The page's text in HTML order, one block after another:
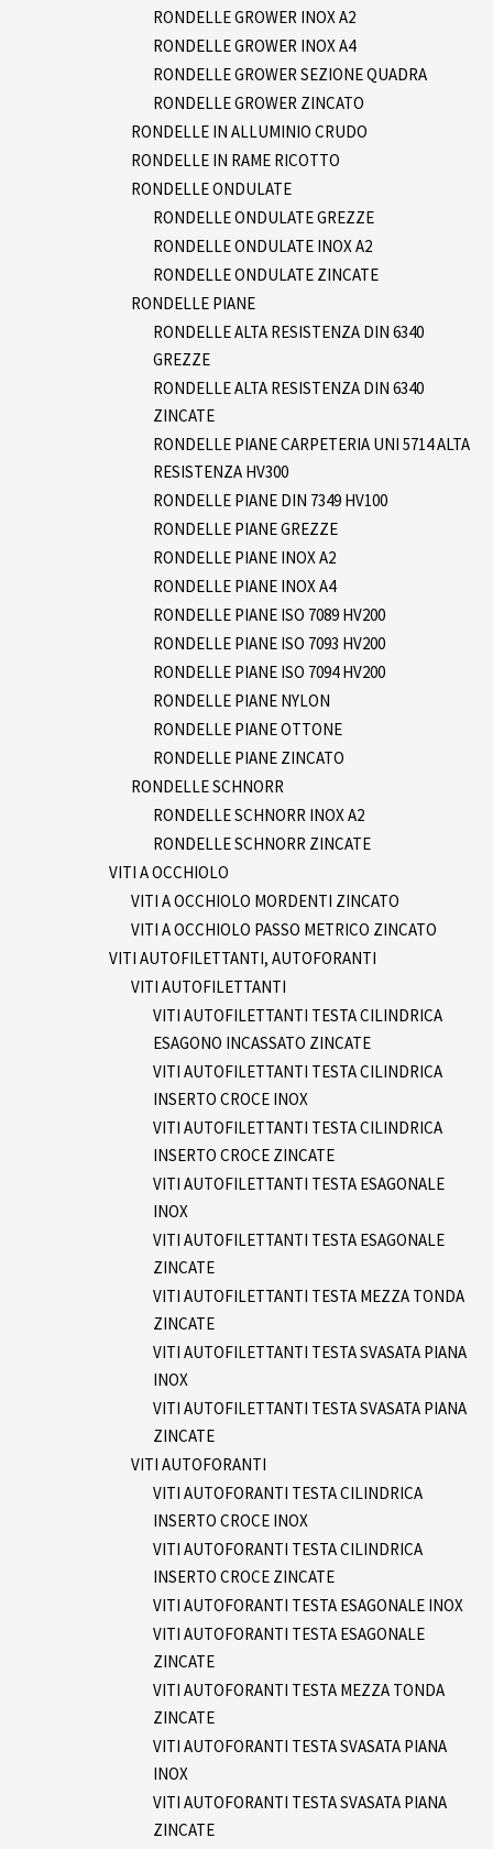
RONDELLE GROWER INOX A2
RONDELLE GROWER INOX A4
RONDELLE GROWER SEZIONE QUADRA
RONDELLE GROWER ZINCATO
RONDELLE IN ALLUMINIO CRUDO
RONDELLE IN RAME RICOTTO
RONDELLE ONDULATE
RONDELLE ONDULATE GREZZE
RONDELLE ONDULATE INOX A2
RONDELLE ONDULATE ZINCATE
RONDELLE PIANE
RONDELLE ALTA RESISTENZA DIN 6340
GREZZE
RONDELLE ALTA RESISTENZA DIN 6340
ZINCATE
RONDELLE PIANE CARPETERIA UNI 5714 ALTA
RESISTENZA HV300
RONDELLE PIANE DIN 7349 HV100
RONDELLE PIANE GREZZE
RONDELLE PIANE INOX A2
RONDELLE PIANE INOX A4
RONDELLE PIANE ISO 7089 HV200
RONDELLE PIANE ISO 7093 HV200
RONDELLE PIANE ISO 7094 HV200
RONDELLE PIANE NYLON
RONDELLE PIANE OTTONE
RONDELLE PIANE ZINCATO
RONDELLE SCHNORR
RONDELLE SCHNORR INOX A2
RONDELLE SCHNORR ZINCATE
VITI A OCCHIOLO
VITI A OCCHIOLO MORDENTI ZINCATO
VITI A OCCHIOLO PASSO METRICO ZINCATO
VITI AUTOFILETTANTI, AUTOFORANTI
VITI AUTOFILETTANTI
VITI AUTOFILETTANTI TESTA CILINDRICA
ESAGONO INCASSATO ZINCATE
VITI AUTOFILETTANTI TESTA CILINDRICA
INSERTO CROCE INOX
VITI AUTOFILETTANTI TESTA CILINDRICA
INSERTO CROCE ZINCATE
VITI AUTOFILETTANTI TESTA ESAGONALE
INOX
VITI AUTOFILETTANTI TESTA ESAGONALE
ZINCATE
VITI AUTOFILETTANTI TESTA MEZZA TONDA
ZINCATE
VITI AUTOFILETTANTI TESTA SVASATA PIANA
INOX
VITI AUTOFILETTANTI TESTA SVASATA PIANA
ZINCATE
VITI AUTOFORANTI
VITI AUTOFORANTI TESTA CILINDRICA
INSERTO CROCE INOX
VITI AUTOFORANTI TESTA CILINDRICA
INSERTO CROCE ZINCATE
VITI AUTOFORANTI TESTA ESAGONALE INOX
VITI AUTOFORANTI TESTA ESAGONALE
ZINCATE
VITI AUTOFORANTI TESTA MEZZA TONDA
ZINCATE
VITI AUTOFORANTI TESTA SVASATA PIANA
INOX
VITI AUTOFORANTI TESTA SVASATA PIANA
ZINCATE